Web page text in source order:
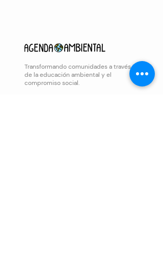
Transformando comunidades a través
de la educación ambiental y el
compromiso social.